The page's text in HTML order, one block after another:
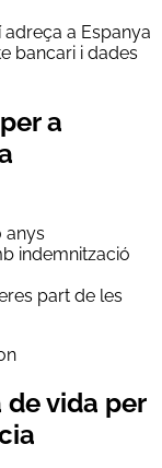
a Espanya
bancari i dades
a
anys
indemnització
part de les
vida per